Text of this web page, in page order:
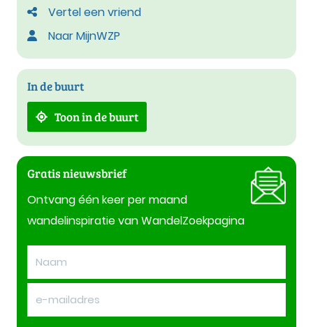
Vertel een vriend
Naar MijnWZP
In de buurt
Toon in de buurt
Gratis nieuwsbrief
Ontvang één keer per maand
wandelinspiratie van WandelZoekpagina